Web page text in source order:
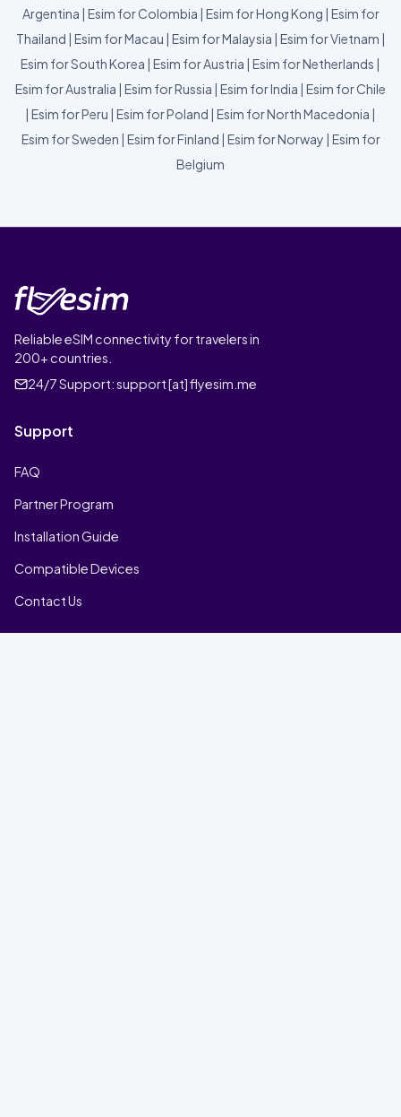
Argentina | Esim for Colombia | Esim for Hong Kong | Esim for
Thailand | Esim for Macau | Esim for Malaysia | Esim for Vietnam |
Esim for South Korea | Esim for Austria | Esim for Netherlands |
Esim for Australia | Esim for Russia | Esim for India | Esim for Chile
| Esim for Peru | Esim for Poland | Esim for North Macedonia |
Esim for Sweden | Esim for Finland | Esim for Norway | Esim for
Belgium
Reliable eSIM connectivity for travelers in
200+ countries.
24/7 Support:support [at] flyesim.me
Support
FAQ
Partner Program
Installation Guide
Compatible Devices
Contact Us